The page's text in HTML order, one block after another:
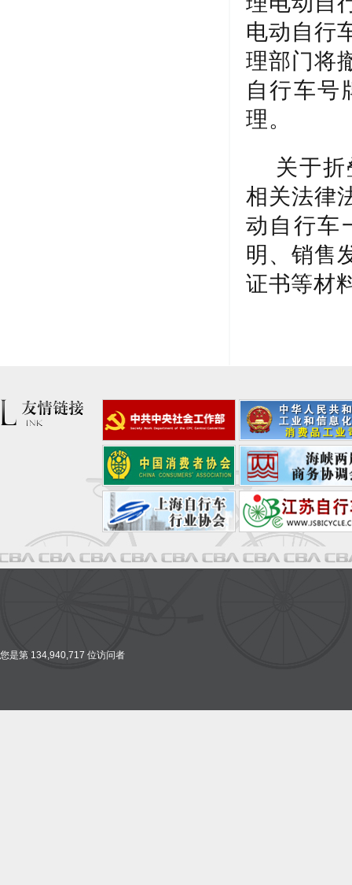
电动自行
理部门将
自行车号
理。
关于
相关法律
动自行车
明、销售
证书等材
您是第 134,940,717 位访问者